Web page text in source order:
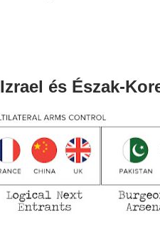
Izrael és Észak-